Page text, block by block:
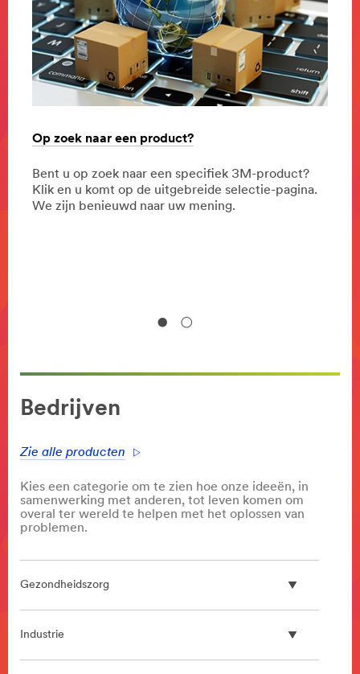
Op zoek naar een product?
Bent u op zoek naar een specifiek 3M-product?
Klik en u komt op de uitgebreide selectie-pagina.
We zijn benieuwd naar uw mening.
Bedrijven
Zie alle producten
Kies een categorie om te zien hoe onze ideeën, in
samenwerking met anderen, tot leven komen om
overal ter wereld te helpen met het oplossen van
problemen.
Gezondheidszorg
Industrie